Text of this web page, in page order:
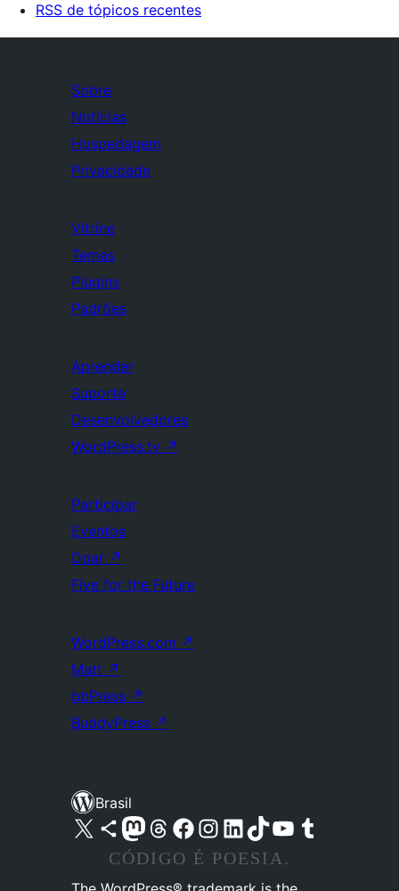
RSS de tópicos recentes
Sobre
Notícias
Hospedagem
Privacidade
Vitrine
Temas
Plugins
Padrões
Aprender
Suporte
Desenvolvedores
WordPress.tv ↗
Participar
Eventos
Doar ↗
Five for the Future
WordPress.com ↗
Matt ↗
bbPress ↗
BuddyPress ↗
Brasil
Acessar nossa conta do X (antigo Twitter)
Acessar nossa conta do Bluesky
Acessar nossa conta do Mastodon
Acessar nossa conta do Threads
Acessar nossa página do Facebook
Acessar nossa conta do Instagram
Acessar nossa conta do LinkedIn
Acessar nossa conta do TikTok
Acessar nosso canal do YouTube
Acessar nossa conta no Tumblr
CÓDIGO É POESIA.